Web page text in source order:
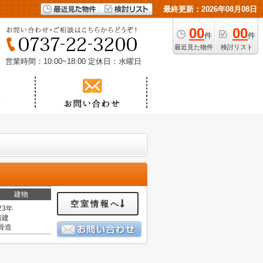
最終更新：2026年08月08日
00件
最近見た物件
00件
検討リスト
営業時間：10:00~18:00 定休日：水曜日
建物
年
建
造
空室情報へ